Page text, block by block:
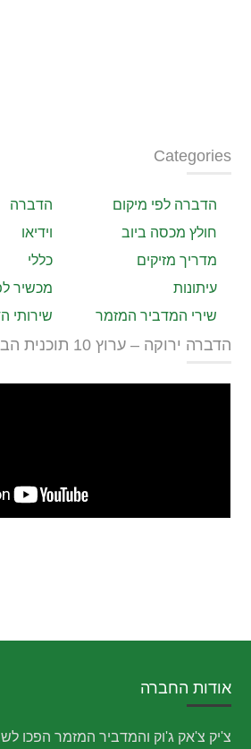
Categories
הדברה
הדברה לפי מיקום
וידיאו
חולץ מכסה ביוב
כללי
מדריך מזיקים
מכשיר
עיתונות
שירותי
שירי המדביר המזמר
הדברה ירוקה – ערוץ 10 תוכנית הבוקר
אודות החברה
צ'יק צ'אק ג'וק והמדביר המזמר הפכו